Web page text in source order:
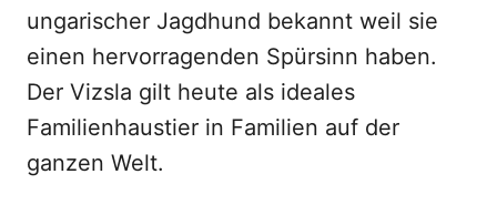
ungarischer Jagdhund bekannt weil sie
einen hervorragenden Spürsinn haben.
Der Vizsla gilt heute als ideales
Familienhaustier in Familien auf der
ganzen Welt.